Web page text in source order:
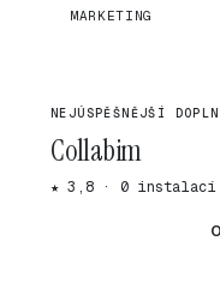
MARKETING
NEJÚSPĚŠNĚJŠÍ
Collabim
★ 3,8 · 0 instalací